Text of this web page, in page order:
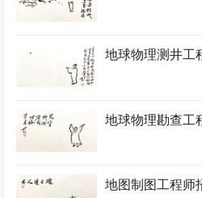
地球物理测井工
地球物理勘查工
地图制图工程师